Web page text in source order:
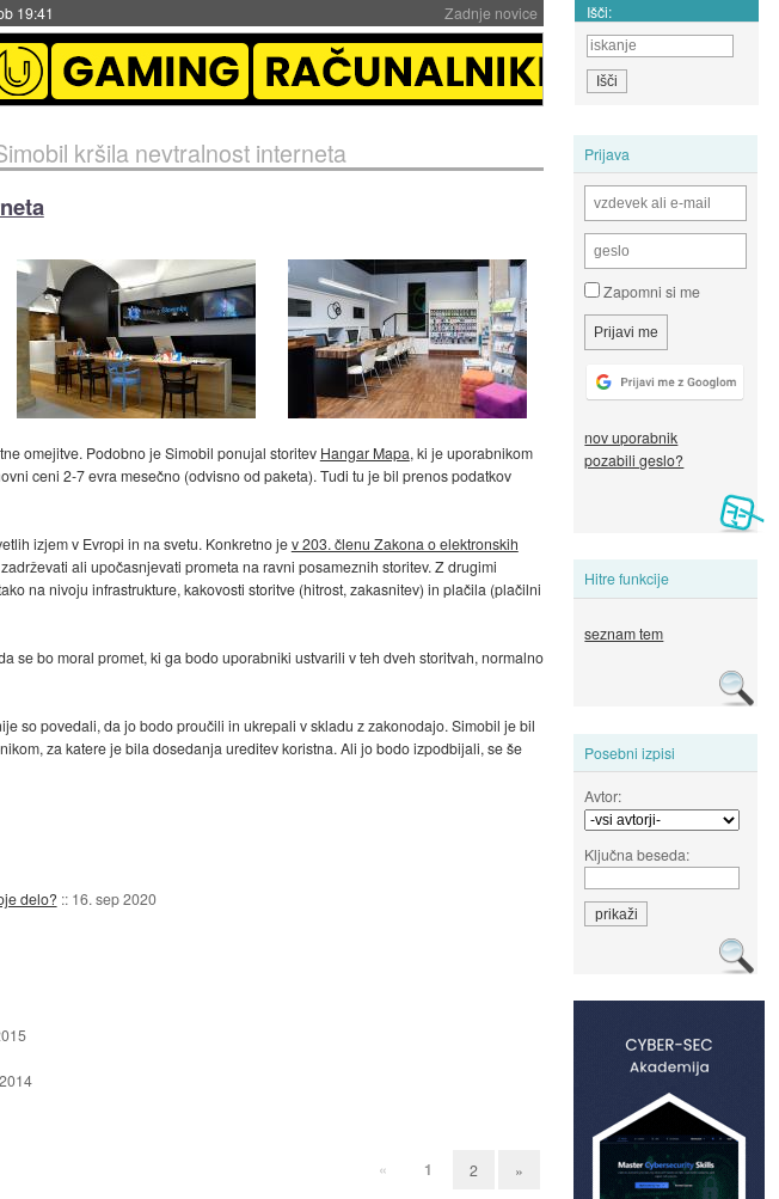
Zadnje novice Išči:
Prijava
Zapomni si me
nov uporabnik
pozabili geslo?
Hitre funkcije
seznam tem
Posebni izpisi
Avtor:
Ključna beseda:
kršila nevtralnost interneta
omejitve. Podobno je Simobil ponujal storitev Hangar Mapa, ki je uporabnikom
ceni 2-7 evra mesečno (odvisno od paketa). Tudi tu je bil prenos podatkov
izjem v Evropi in na svetu. Konkretno jev 203. členu Zakona o elektronskih
ali upočasnjevati prometa na ravni posameznih storitev. Z drugimi
na nivoju infrastrukture, kakovosti storitve (hitrost, zakasnitev) in plačila (plačilni
se bo moral promet, ki ga bodo uporabniki ustvarili v teh dveh storitvah, normalno
so povedali, da jo bodo proučili in ukrepali v skladu z zakonodajo. Simobil je bil
za katere je bila dosedanja ureditev koristna. Ali jo bodo izpodbijali, se še
delo? :: 16. sep 2020
« 1 2 »